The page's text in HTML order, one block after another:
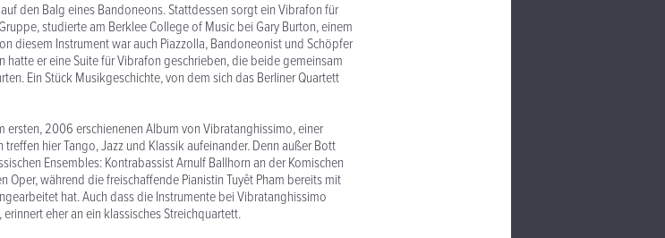
den Balg eines Bandoneons. Stattdessen sorgt ein Vibrafon für
studierte am Berklee College of Music bei Gary Burton, einem
diesem Instrument war auch Piazzolla, Bandoneonist und Schöpfer
hatte er eine Suite für Vibrafon geschrieben, die beide gemeinsam
Ein Stück Musikgeschichte, von dem sich das Berliner Quartett
ersten, 2006 erschienenen Album von Vibratanghissimo, einer
hier Tango, Jazz und Klassik aufeinander. Denn außer Bott
Ensembles: Kontrabassist Arnulf Ballhorn an der Komischen
Oper, während die freischaffende Pianistin Tuyêt Pham bereits mit
hat. Auch dass die Instrumente bei Vibratanghissimo
eher an ein klassisches Streichquartett.